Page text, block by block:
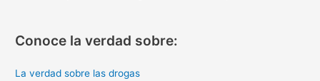
Conoce la verdad sobre:
La verdad sobre las drogas